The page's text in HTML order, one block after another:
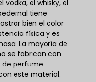
el whisky, el
tiene
bien el color
física y es
La mayoría de
se fabrican con
de perfume
este material.